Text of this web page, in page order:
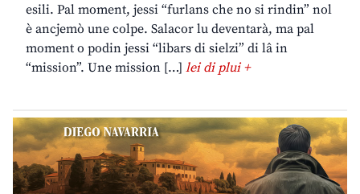
esili. Pal moment, jessi “furlans che no si rindin” nol
è ancjemò une colpe. Salacor lu deventarà, ma pal
moment o podin jessi “libars di sielzi” di lâ in
“mission”. Une mission […] lei di plui +